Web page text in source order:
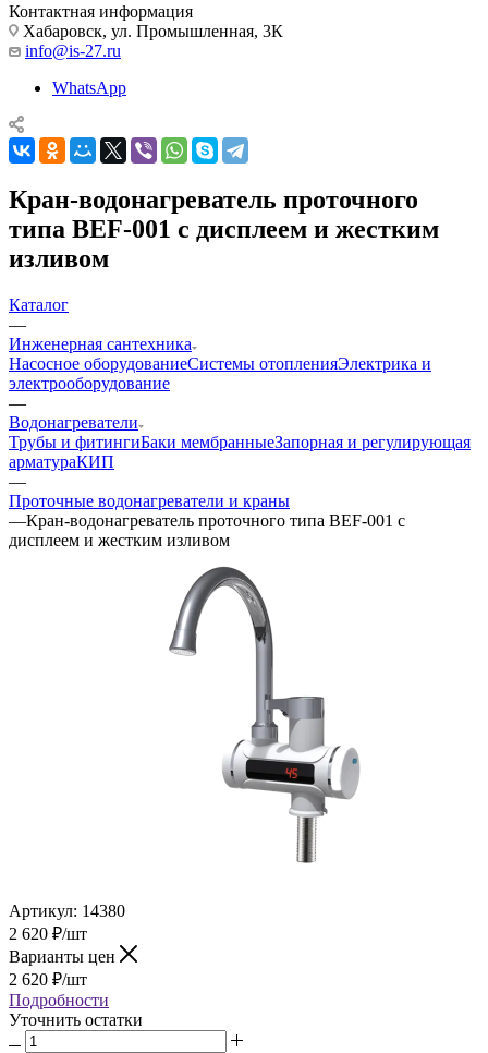
Контактная информация
Хабаровск, ул. Промышленная, 3К
info@is-27.ru
WhatsApp
Кран-водонагреватель проточного
типа BEF-001 с дисплеем и жестким
изливом
Каталог
—
Инженерная сантехника
Насосное оборудованиеСистемы отопленияЭлектрика и
электрооборудование
—
Водонагреватели
Трубы и фитингиБаки мембранныеЗапорная и регулирующая
арматураКИП
—
Проточные водонагреватели и краны
—Кран-водонагреватель проточного типа BEF-001 с
дисплеем и жестким изливом
Артикул: 14380
2 620 ₽/шт
Варианты цен
2 620 ₽/шт
Подробности
Уточнить остатки